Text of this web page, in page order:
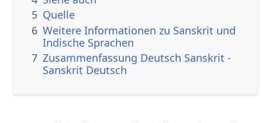
5 Quelle
6 Weitere Informationen zu Sanskrit und
Indische Sprachen
7 Zusammenfassung Deutsch Sanskrit -
Sanskrit Deutsch